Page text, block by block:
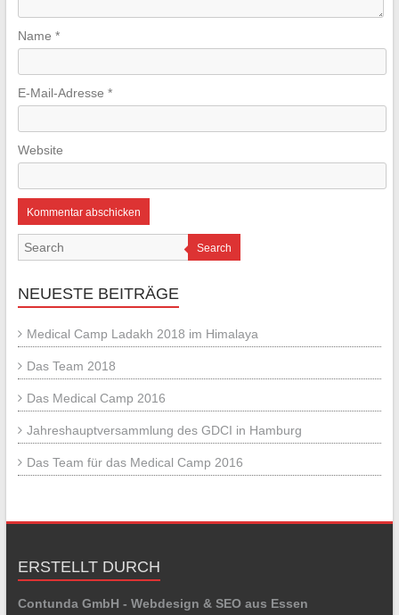
Name *
E-Mail-Adresse *
Website
Search
NEUESTE BEITRÄGE
Medical Camp Ladakh 2018 im Himalaya
Das Team 2018
Das Medical Camp 2016
Jahreshauptversammlung des GDCI in Hamburg
Das Team für das Medical Camp 2016
ERSTELLT DURCH
Contunda GmbH - Webdesign & SEO aus Essen